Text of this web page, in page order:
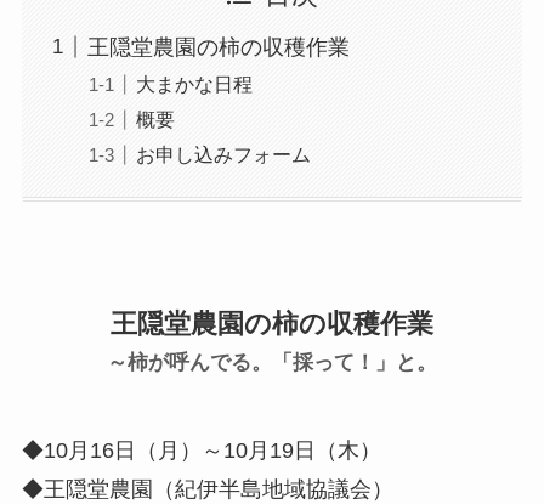
王隠堂農園の柿の収穫作業
大まかな日程
概要
お申し込みフォーム
王隠堂農園の柿の収穫作業
～柿が呼んでる。「採って！」と。
◆10月16日（月）～10月19日（木）
◆王隠堂農園（紀伊半島地域協議会）